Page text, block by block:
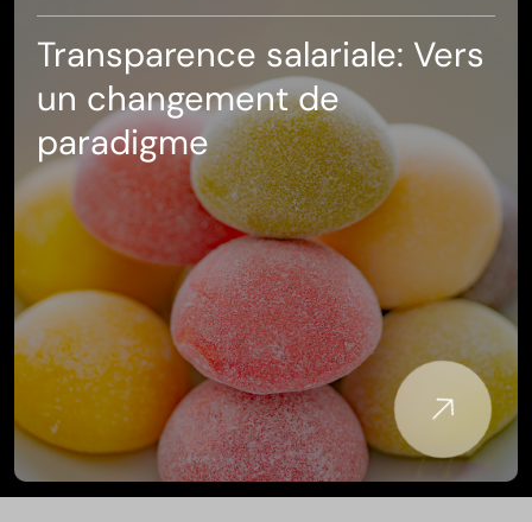
Transparence salariale: Vers
un changement de
paradigme